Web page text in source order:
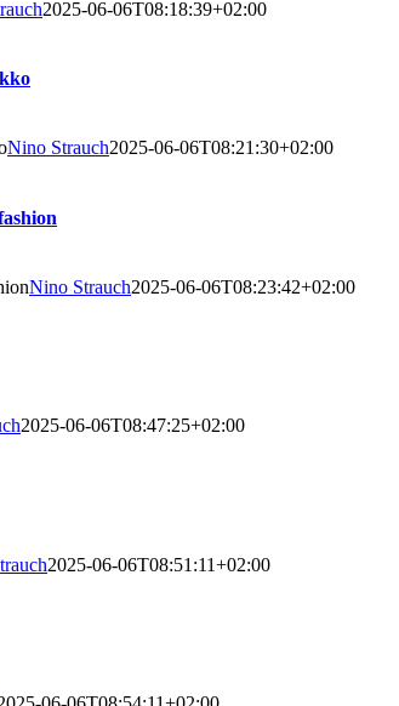
2025-06-06T08:18:39+02:00
Nino Strauch2025-06-06T08:21:30+02:00
Nino Strauch2025-06-06T08:23:42+02:00
2025-06-06T08:47:25+02:00
2025-06-06T08:51:11+02:00